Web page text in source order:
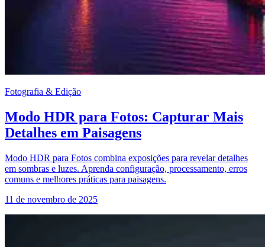
Fotografia & Edição
Modo HDR para Fotos: Capturar Mais
Detalhes em Paisagens
Modo HDR para Fotos combina exposições para revelar detalhes
em sombras e luzes. Aprenda configuração, processamento, erros
comuns e melhores práticas para paisagens.
11 de novembro de 2025